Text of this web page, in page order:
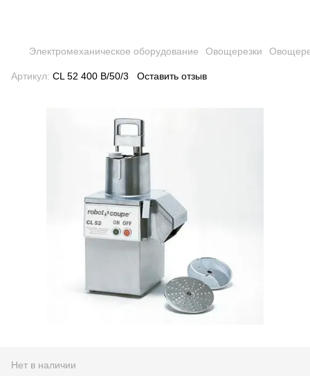
Электромеханическое оборудование Овощерезки
Артикул: CL 52 400 B/50/3 Оставить отзыв
Нет в наличии